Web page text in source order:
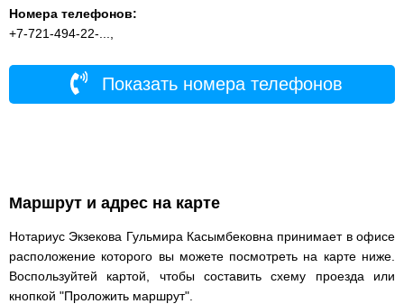
Номера телефонов:
+7-721-494-22-...,
Показать номера телефонов
Маршрут и адрес на карте
Нотариус Экзекова Гульмира Касымбековна принимает в офисе
расположение которого вы можете посмотреть на карте ниже.
Воспользуйтей картой, чтобы составить схему проезда или
кнопкой "Проложить маршрут".